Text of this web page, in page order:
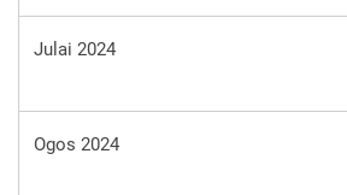
Julai 2024
Ogos 2024